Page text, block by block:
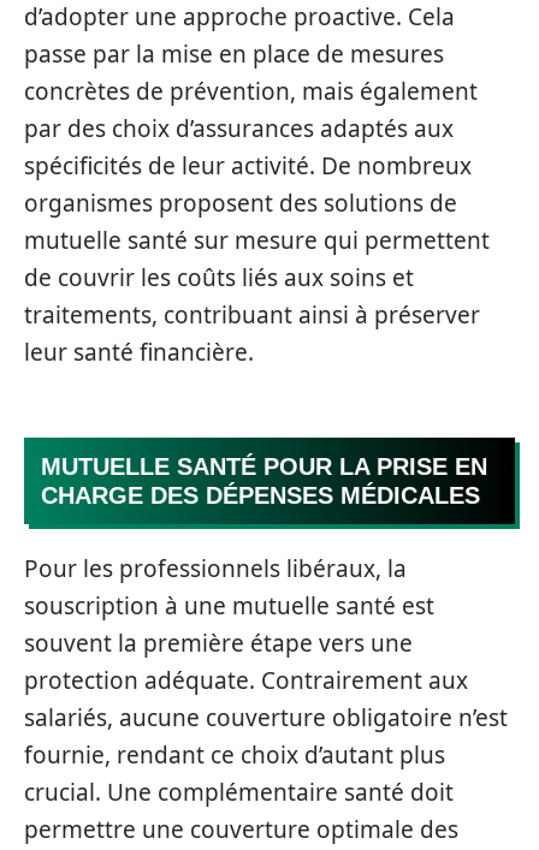
d’adopter une approche proactive. Cela
passe par la mise en place de mesures
concrètes de prévention, mais également
par des choix d’assurances adaptés aux
spécificités de leur activité. De nombreux
organismes proposent des solutions de
mutuelle santé sur mesure qui permettent
de couvrir les coûts liés aux soins et
traitements, contribuant ainsi à préserver
leur santé financière.
MUTUELLE SANTÉ POUR LA PRISE EN
CHARGE DES DÉPENSES MÉDICALES
Pour les professionnels libéraux, la
souscription à une mutuelle santé est
souvent la première étape vers une
protection adéquate. Contrairement aux
salariés, aucune couverture obligatoire n’est
fournie, rendant ce choix d’autant plus
crucial. Une complémentaire santé doit
permettre une couverture optimale des